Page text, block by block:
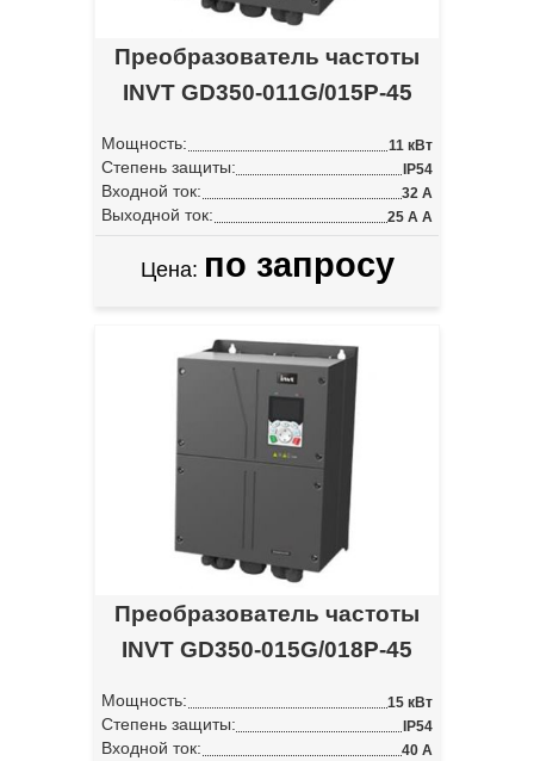
Преобразователь частоты
INVT GD350-011G/015P-45
Мощность: 11 кВт
Степень защиты: IP54
Входной ток: 32 А
Выходной ток: 25 А А
Цена: по запросу
Преобразователь частоты
INVT GD350-015G/018P-45
Мощность: 15 кВт
Степень защиты: IP54
Входной ток: 40 А